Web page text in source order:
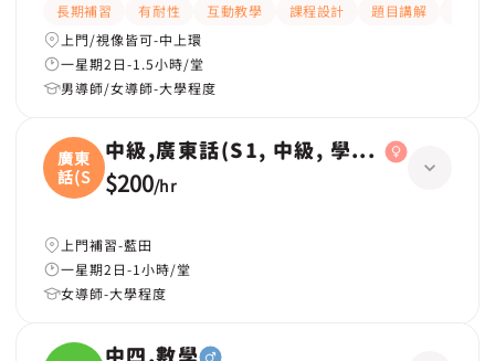
長期補習 有耐性 互動教學 課程設計 題目講解
上門/視像皆可-中上環
一星期2日-1.5小時/堂
男導師/女導師-大學程度
廣東
話(S
中級,廣東話(S1, 中級, 學校課程)
$200/hr
上門補習-藍田
一星期2日-1小時/堂
女導師-大學程度